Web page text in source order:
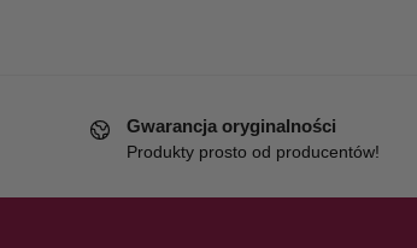
Gwarancja oryginalności
Produkty prosto od producentów!